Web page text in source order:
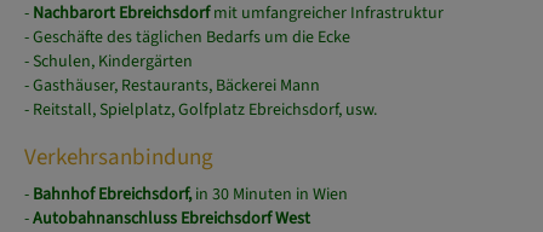
- Nachbarort Ebreichsdorfmit umfangreicher Infrastruktur
- Geschäfte des täglichen Bedarfs um die Ecke
- Schulen, Kindergärten
- Gasthäuser, Restaurants, Bäckerei Mann
- Reitstall, Spielplatz, Golfplatz Ebreichsdorf, usw.
Verkehrsanbindung
- Bahnhof Ebreichsdorf,in 30 Minuten in Wien
-Autobahnanschluss Ebreichsdorf West